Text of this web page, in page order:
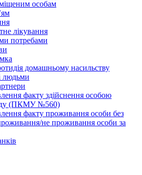
особам
лікування
потребами
домашньому насильству
людьми
факту здійснення особою
(ПКМУ №560)
факту проживання особи без
не проживання особи за